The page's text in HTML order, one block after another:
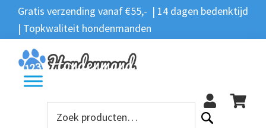
Spring
naar
de
hoofdnavigatie
Door
naar
de
hoofd
inhoud
Spring
naar
de
voettekst
Gratis verzending vanaf €55,- | 14 dagen bedenktijd
| Topkwaliteit hondenmanden
Zoeken
Zoeken
naar: